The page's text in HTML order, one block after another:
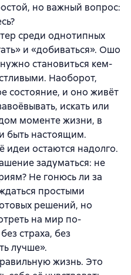
но важный вопрос:
среди однотипных
и «добиваться». Ошо
становиться кем-
Наоборот,
состояние, и оно живёт
искать или
моменте жизни, в
быть настоящим.
идеи остаются надолго.
задуматься: не
Не гонюсь ли за
простыми
решений, но
на мир по-
страха, без
лучше».
жизнь. Это